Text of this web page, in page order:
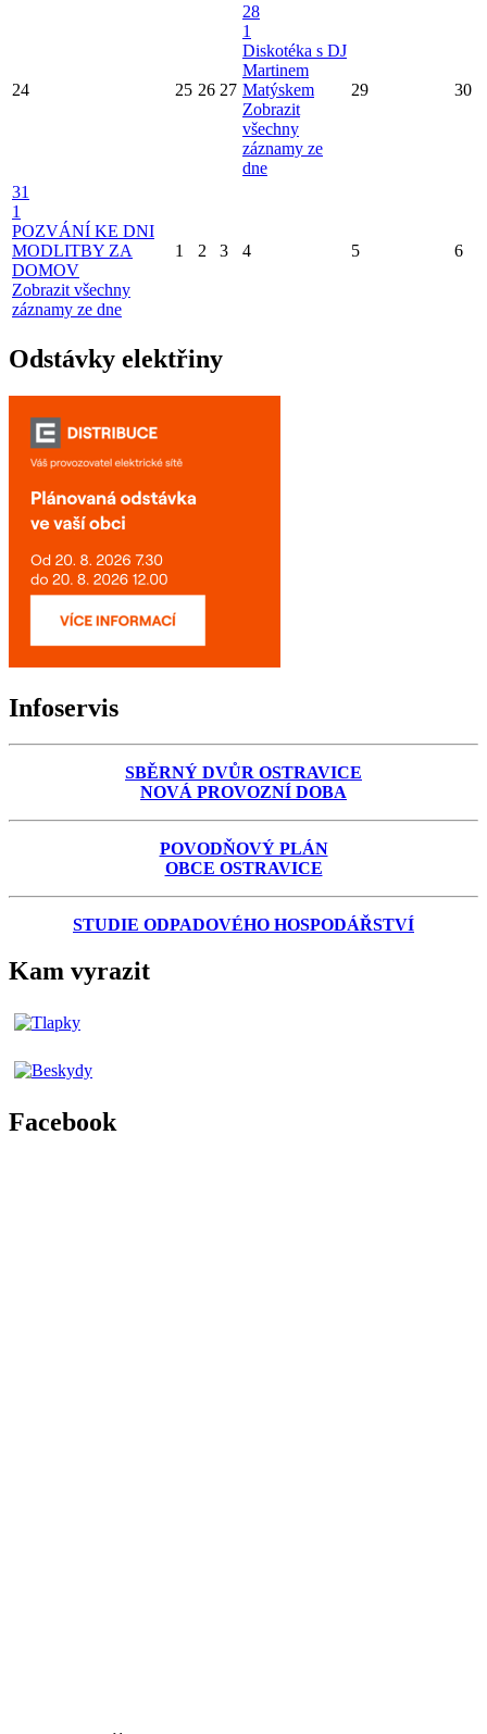
24 25 26 27
28
1
Diskotéka s DJ
Martinem
Matýskem
Zobrazit
všechny
záznamy ze
dne
29 30
31
1
POZVÁNÍ KE DNI
MODLITBY ZA
DOMOV
Zobrazit všechny
záznamy ze dne
1 2 3 4 5 6
Odstávky elektřiny
Infoservis
SBĚRNÝ DVŮR OSTRAVICE
NOVÁ PROVOZNÍ DOBA
POVODŇOVÝ PLÁN
OBCE OSTRAVICE
STUDIE ODPADOVÉHO HOSPODÁŘSTVÍ
Kam vyrazit
Facebook